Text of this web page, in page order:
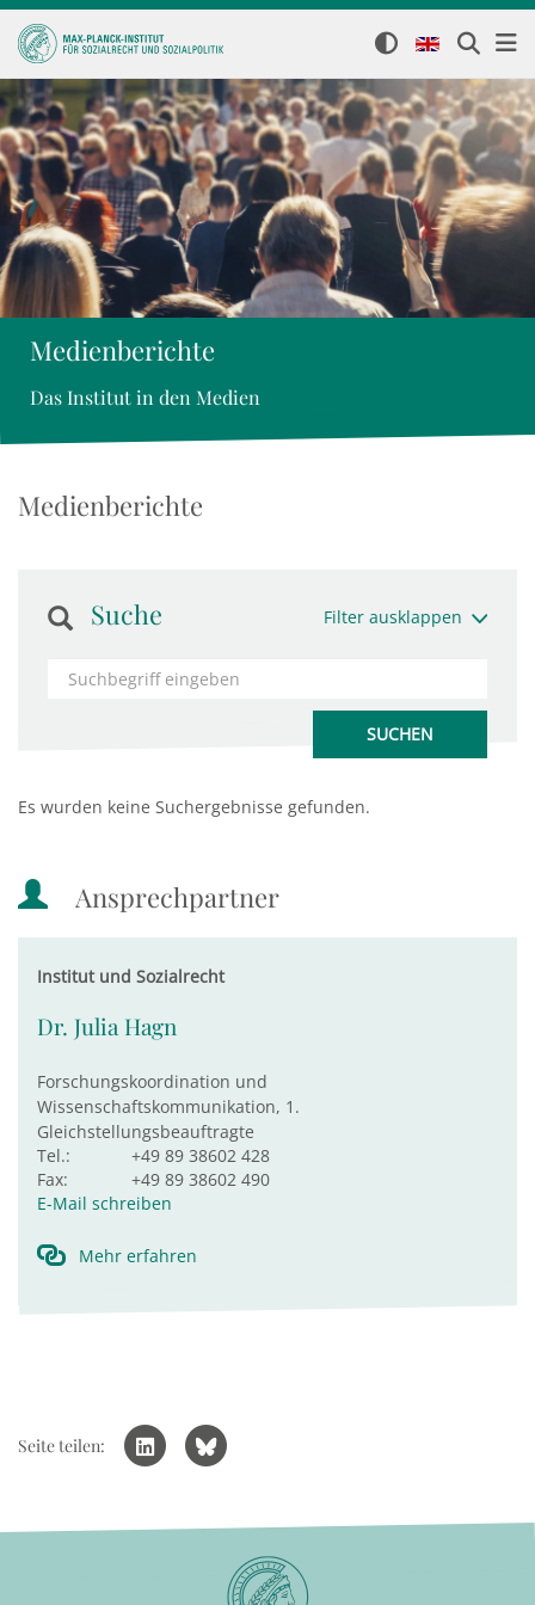
Medienberichte
Das Institut in den Medien
Medienberichte
Suche Filter ausklappen
Es wurden keine Suchergebnisse gefunden.
Ansprechpartner
Institut und Sozialrecht
Dr. Julia Hagn
Forschungskoordination und
Wissenschaftskommunikation, 1.
Gleichstellungsbeauftragte
Tel.:
+49 89 38602 428
Fax:
+49 89 38602 490
E-Mail schreiben
Mehr erfahren
Seite teilen: